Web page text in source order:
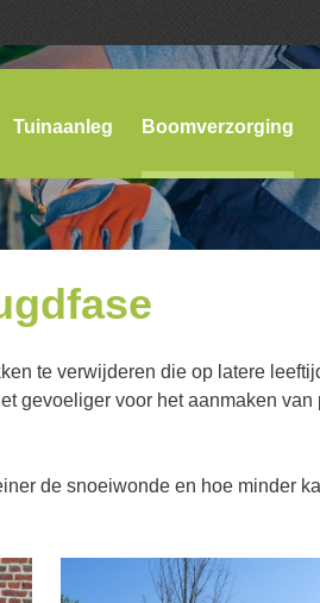
Tuinaanleg Boomverzorging
te verwijderen die op latere
gevoeliger voor het aanmaken
de snoeiwonde en hoe minder